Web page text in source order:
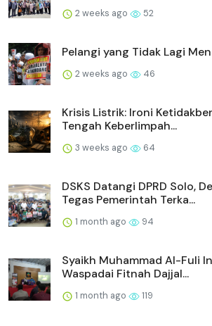
2 weeks ago 52
Pelangi yang Tidak Lagi
2 weeks ago 46
Krisis Listrik: Ironi
Tengah Keberlimpah...
3 weeks ago 64
DSKS Datangi DPRD Solo,
Tegas Pemerintah Terka...
1 month ago 94
Syaikh Muhammad Al-Fuli
Waspadai Fitnah Dajjal...
1 month ago 119